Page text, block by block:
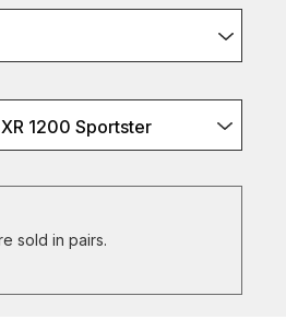
1200 Sportster
sold in pairs.